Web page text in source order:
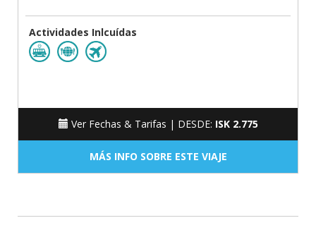
Actividades Inlcuídas
Ver Fechas & Tarifas | DESDE: ISK 2.775
MÁS INFO SOBRE ESTE VIAJE